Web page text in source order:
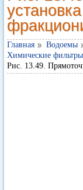
Главная Водоемы
Химические
Рис. 13.49.